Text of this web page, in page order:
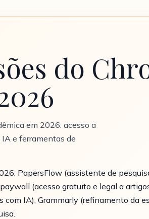
do
em 2026: acesso a
e ferramentas de
PapersFlow (assistente de
(acesso gratuito e legal a
IA), Grammarly (refinamento da